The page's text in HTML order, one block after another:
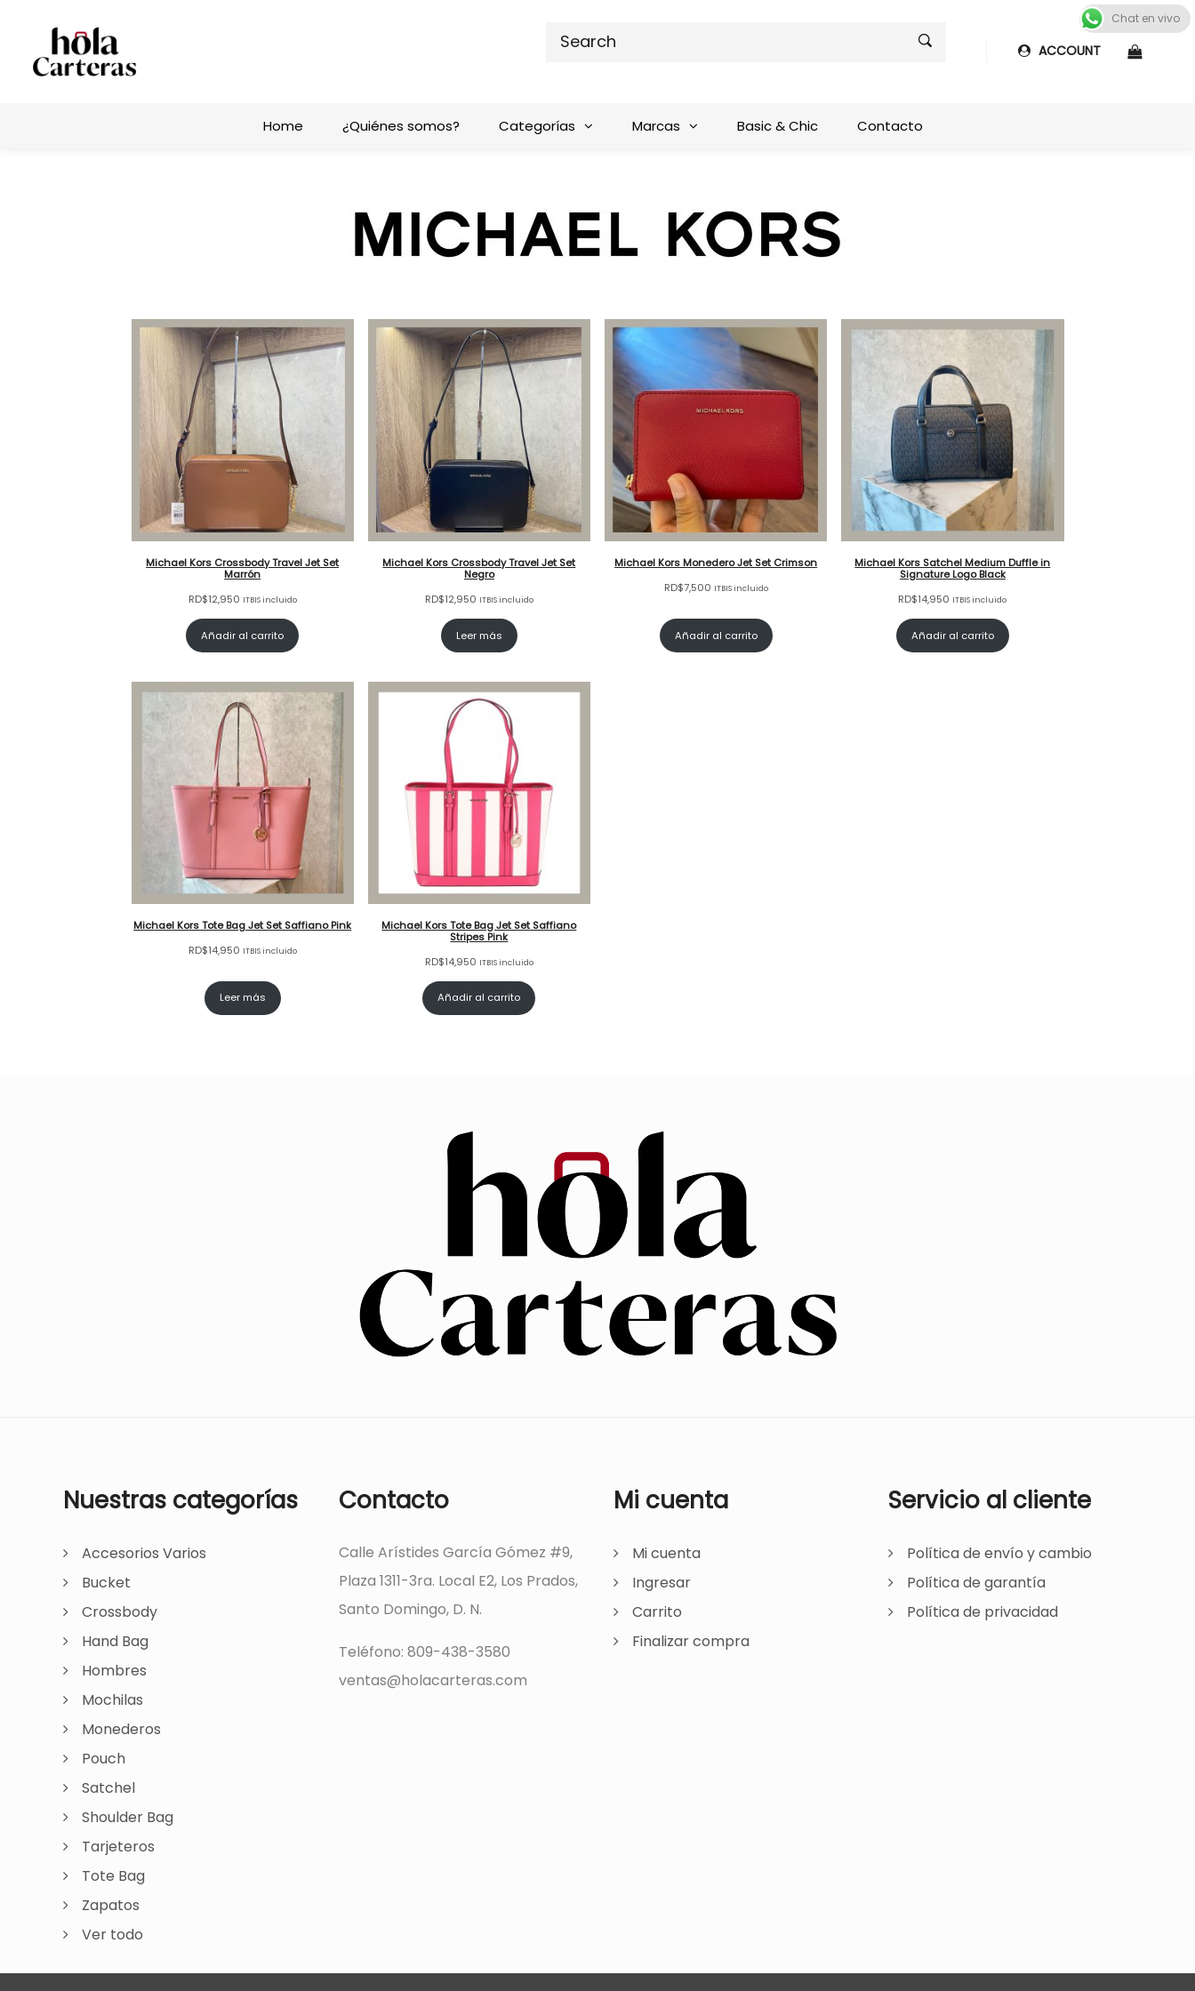
ACCOUNT
Home ¿Quiénes somos? Categorías Marcas Basic & Chic Contacto
Michael Kors Crossbody Travel Jet Set
Marrón
RD$12,950 ITBIS incluido
Añadir al carrito
Michael Kors Crossbody Travel Jet Set
Negro
RD$12,950 ITBIS incluido
Leer más
Michael Kors Monedero Jet Set Crimson
RD$7,500 ITBIS incluido
Añadir al carrito
Michael Kors Satchel Medium Duffle in
Signature Logo Black
RD$14,950 ITBIS incluido
Añadir al carrito
Michael Kors Tote Bag Jet Set Saffiano Pink
RD$14,950 ITBIS incluido
Leer más
Michael Kors Tote Bag Jet Set Saffiano
Stripes Pink
RD$14,950 ITBIS incluido
Añadir al carrito
Nuestras categorías
Accesorios Varios
Bucket
Crossbody
Hand Bag
Hombres
Mochilas
Monederos
Pouch
Satchel
Shoulder Bag
Tarjeteros
Tote Bag
Zapatos
Ver todo
Contacto
Calle Arístides García Gómez #9,
Plaza 1311-3ra. Local E2, Los Prados,
Santo Domingo, D. N.
Teléfono: 809-438-3580
ventas@holacarteras.com
Mi cuenta
Mi cuenta
Ingresar
Carrito
Finalizar compra
Servicio al cliente
Política de envío y cambio
Política de garantía
Política de privacidad
Chat en vivo